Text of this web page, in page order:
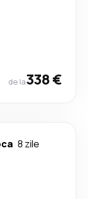
de la338 €
8 zile